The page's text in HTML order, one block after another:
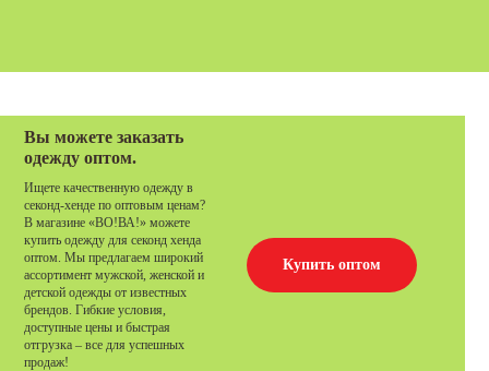
Вы можете заказать
одежду оптом.
Ищете качественную одежду в
секонд-хенде по оптовым ценам?
В магазине «ВО!ВА!» можете
купить одежду для секонд хенда
оптом. Мы предлагаем широкий
ассортимент мужской, женской и
детской одежды от известных
брендов. Гибкие условия,
доступные цены и быстрая
отгрузка – все для успешных
продаж!
Купить оптом